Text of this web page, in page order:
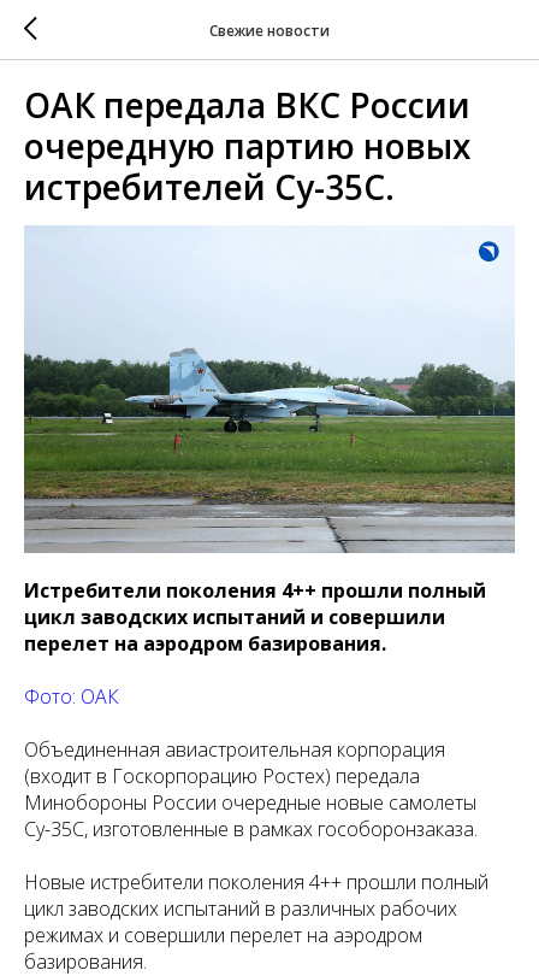
Свежие новости
ОАК передала ВКС России
очередную партию новых
истребителей Су-35С.
Истребители поколения 4++ прошли полный
цикл заводских испытаний и совершили
перелет на аэродром базирования.
Фото: ОАК
Объединенная авиастроительная корпорация
(входит в Госкорпорацию Ростех) передала
Минобороны России очередные новые самолеты
Су-35С, изготовленные в рамках гособоронзаказа.
Новые истребители поколения 4++ прошли полный
цикл заводских испытаний в различных рабочих
режимах и совершили перелет на аэродром
базирования.